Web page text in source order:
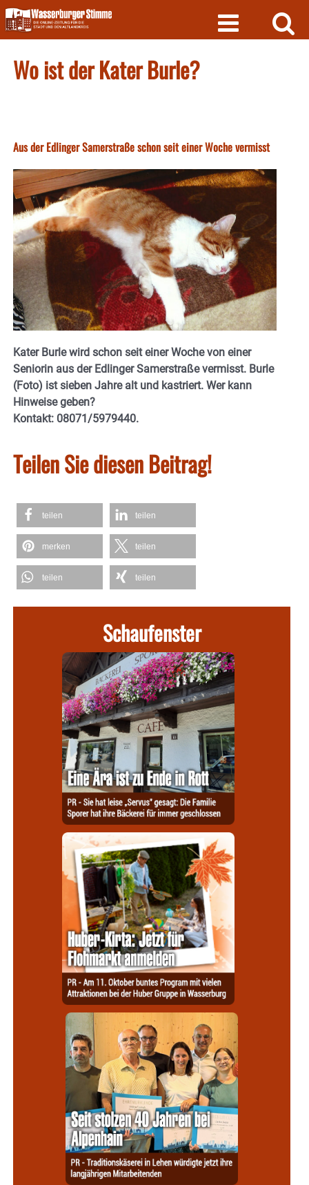
Skip
to
content
Wo ist der Kater Burle?
Aus der Edlinger Samerstraße schon seit einer Woche vermisst
Kater Burle wird schon seit einer Woche von einer
Seniorin aus der Edlinger Samerstraße vermisst. Burle
(Foto) ist sieben Jahre alt und kastriert. Wer kann
Hinweise geben?
Kontakt: 08071/5979440.
Teilen Sie diesen Beitrag!
teilen teilen
merken teilen
teilen teilen
Schaufenster